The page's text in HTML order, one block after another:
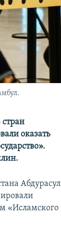
оказать
Абдурасул
«Исламского